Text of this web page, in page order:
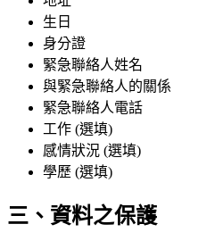
生日
身分證
緊急聯絡人姓名
與緊急聯絡人的關係
緊急聯絡人電話
工作 (選填)
感情狀況 (選填)
學歷 (選填)
三、資料之保護